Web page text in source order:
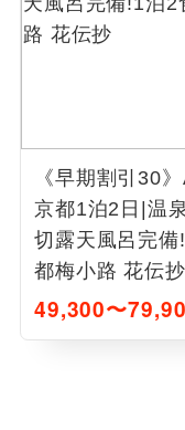
《早期割引30
京都1泊2日|温
切露天風呂完
都梅小路 花伝抄
49,300〜